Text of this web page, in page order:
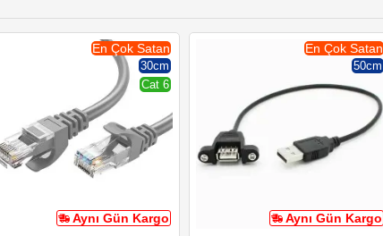
Aynı Gün Kargo
En Çok Satan
30cm
Cat 6
Aynı Gün Kargo
En Çok Satan
50cm